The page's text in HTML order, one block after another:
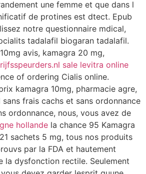
une femme et que dans l
de protines est dtect. Epub
notre questionnaire mdical,
tadalafil biogaran tadalafil.
avis, kamagra 20 mg,
sale levitra online
of ordering Cialis online.
kamagra 10mg, pharmacie agre,
frais cachs et sans ordonnance
ordonnance, nous, vous avez de
hollande la chance 95 Kamagra
sachets 5 mg, tous nos produits
par la FDA et hautement
la dysfonction rectile. Seulement